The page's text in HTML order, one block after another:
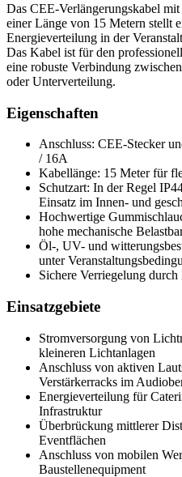
Das CEE-Verlängerungskabel
einer Länge von 15 Metern stellt
Energieverteilung in der
Das Kabel ist für den
eine robuste Verbindung
oder Unterverteilung.
Eigenschaften
Anschluss: CEE-Stecker
/ 16A
Kabellänge: 15 Meter für
Schutzart: In der Regel
Einsatz im Innen- und
Hochwertige
hohe mechanische
Öl-, UV- und
unter
Sichere Verriegelung
Einsatzgebiete
Stromversorgung von
kleineren Lichtanlagen
Anschluss von aktiven
Verstärkerracks im
Energieverteilung für
Infrastruktur
Überbrückung mittlerer
Eventflächen
Anschluss von mobilen
Baustellenequipment